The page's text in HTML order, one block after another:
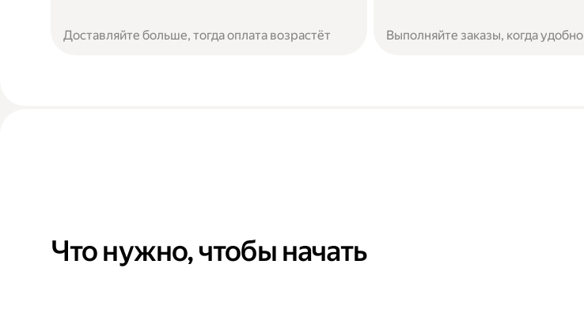
Доставляйте больше, тогда оплата возрастёт Выполняйте заказы, когда удобно
Что нужно, чтобы начать